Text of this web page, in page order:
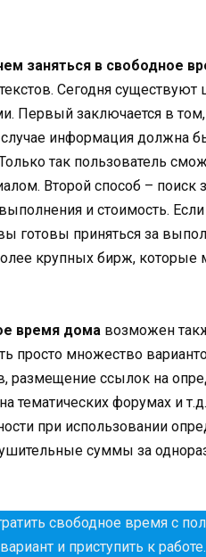
заняться в свободное
Сегодня
Первый заключается в том,
информация должна
так пользователь
Второй способ – поиск
и стоимость.
готовы приняться за
крупных бирж,
время дома возможен
просто множество
размещение ссылок на
тематических форумах и
при использовании
суммы за
свободное время с
и приступить к работе.